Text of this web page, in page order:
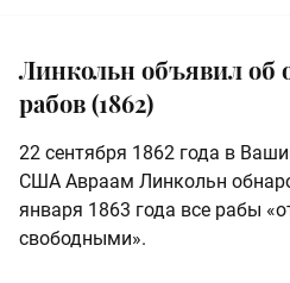
Линкольн объявил об
рабов (1862)
22 сентября 1862 года в
США Авраам Линкольн
января 1863 года все рабы
свободными».